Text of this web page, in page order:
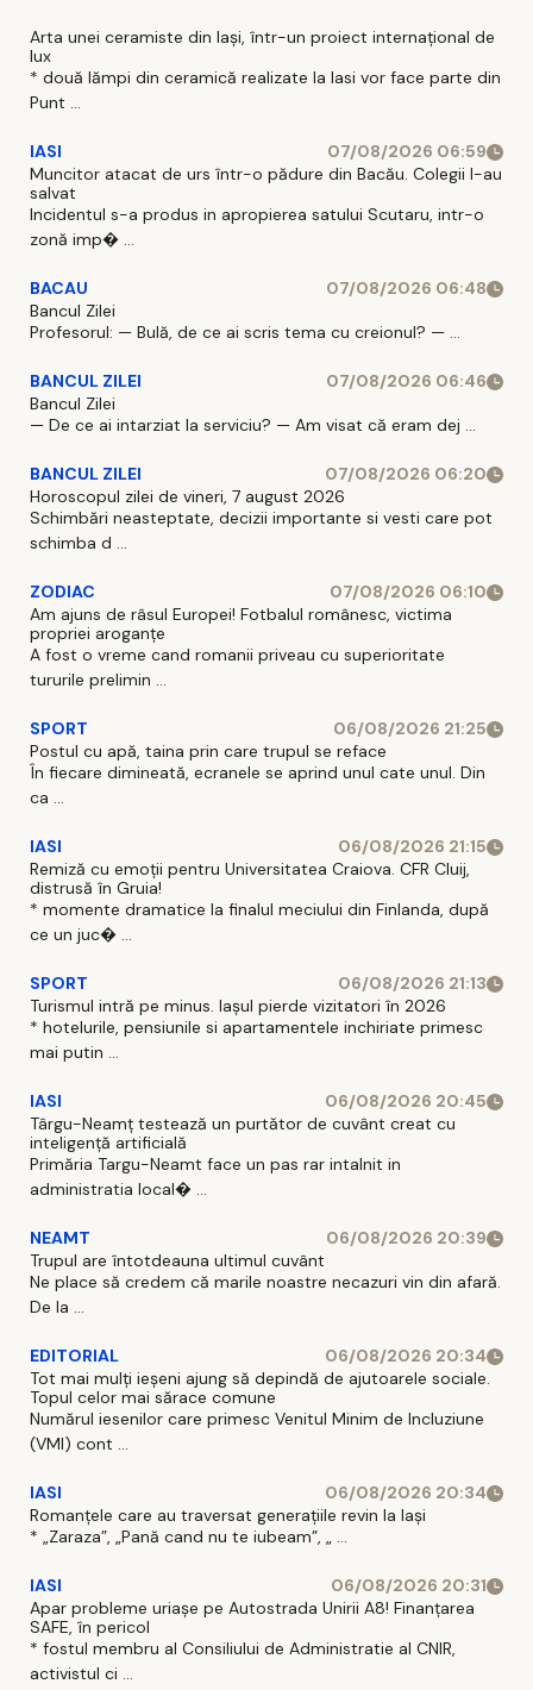
Arta unei ceramiste din Iași, într-un proiect internațional de
lux
* două lămpi din ceramică realizate la Iasi vor face parte din
Punt ...
IASI
07/08/2026 06:59
Muncitor atacat de urs într-o pădure din Bacău. Colegii l-au
salvat
Incidentul s-a produs in apropierea satului Scutaru, intr-o
zonă imp� ...
BACAU
07/08/2026 06:48
Bancul Zilei
Profesorul: — Bulă, de ce ai scris tema cu creionul? — ...
BANCUL ZILEI
07/08/2026 06:46
Bancul Zilei
— De ce ai intarziat la serviciu? — Am visat că eram dej ...
BANCUL ZILEI
07/08/2026 06:20
Horoscopul zilei de vineri, 7 august 2026
Schimbări neasteptate, decizii importante si vesti care pot
schimba d ...
ZODIAC
07/08/2026 06:10
Am ajuns de râsul Europei! Fotbalul românesc, victima
propriei aroganțe
A fost o vreme cand romanii priveau cu superioritate
tururile prelimin ...
SPORT
06/08/2026 21:25
Postul cu apă, taina prin care trupul se reface
În fiecare dimineată, ecranele se aprind unul cate unul. Din
ca ...
IASI
06/08/2026 21:15
Remiză cu emoții pentru Universitatea Craiova. CFR Cluij,
distrusă în Gruia!
* momente dramatice la finalul meciului din Finlanda, după
ce un juc� ...
SPORT
06/08/2026 21:13
Turismul intră pe minus. Iașul pierde vizitatori în 2026
* hotelurile, pensiunile si apartamentele inchiriate primesc
mai putin ...
IASI
06/08/2026 20:45
Târgu-Neamț testează un purtător de cuvânt creat cu
inteligență artificială
Primăria Targu-Neamt face un pas rar intalnit in
administratia local� ...
NEAMT
06/08/2026 20:39
Trupul are întotdeauna ultimul cuvânt
Ne place să credem că marile noastre necazuri vin din afară.
De la ...
EDITORIAL
06/08/2026 20:34
Tot mai mulți ieșeni ajung să depindă de ajutoarele sociale.
Topul celor mai sărace comune
Numărul iesenilor care primesc Venitul Minim de Incluziune
(VMI) cont ...
IASI
06/08/2026 20:34
Romanțele care au traversat generațiile revin la Iași
* „Zaraza”, „Pană cand nu te iubeam”, „ ...
IASI
06/08/2026 20:31
Apar probleme uriașe pe Autostrada Unirii A8! Finanțarea
SAFE, în pericol
* fostul membru al Consiliului de Administratie al CNIR,
activistul ci ...